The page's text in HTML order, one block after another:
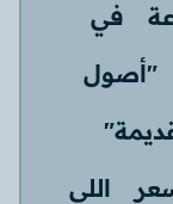
في
"أصول
اللي